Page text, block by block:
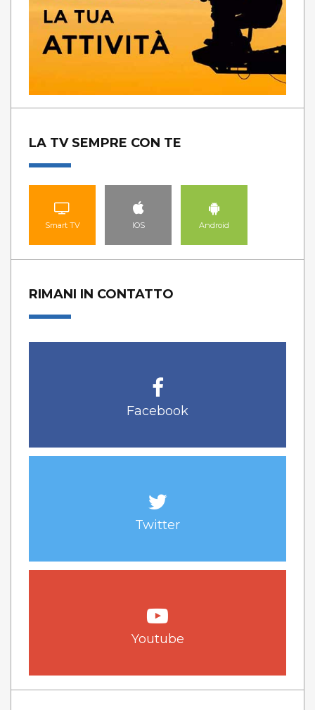
LA TV SEMPRE CON TE
Smart TV IOS Android
RIMANI IN CONTATTO
Facebook
Twitter
Youtube